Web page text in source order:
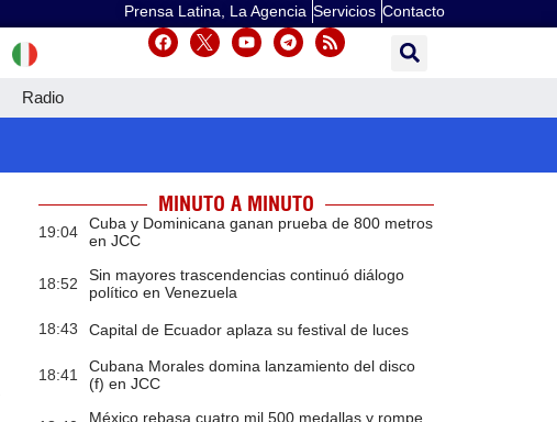
Prensa Latina, La Agencia Servicios Contacto
Radio
MINUTO A MINUTO
19:04
Cuba y Dominicana ganan prueba de 800 metros
en JCC
18:52
Sin mayores trascendencias continuó diálogo
político en Venezuela
18:43 Capital de Ecuador aplaza su festival de luces
18:41
Cubana Morales domina lanzamiento del disco
(f) en JCC
México rebasa cuatro mil 500 medallas y rompe